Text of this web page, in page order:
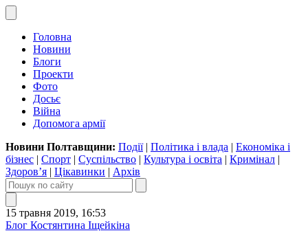
Головна
Новини
Блоги
Проекти
Фото
Досьє
Війна
Допомога армії
Новини Полтавщини: Події| Політика і влада | Економіка і
бізнес | Спорт | Суспільство | Культура і освіта | Кримінал |
Здоров’я | Цікавинки | Архів
15 травня 2019, 16:53
Блог Костянтина Іщейкіна